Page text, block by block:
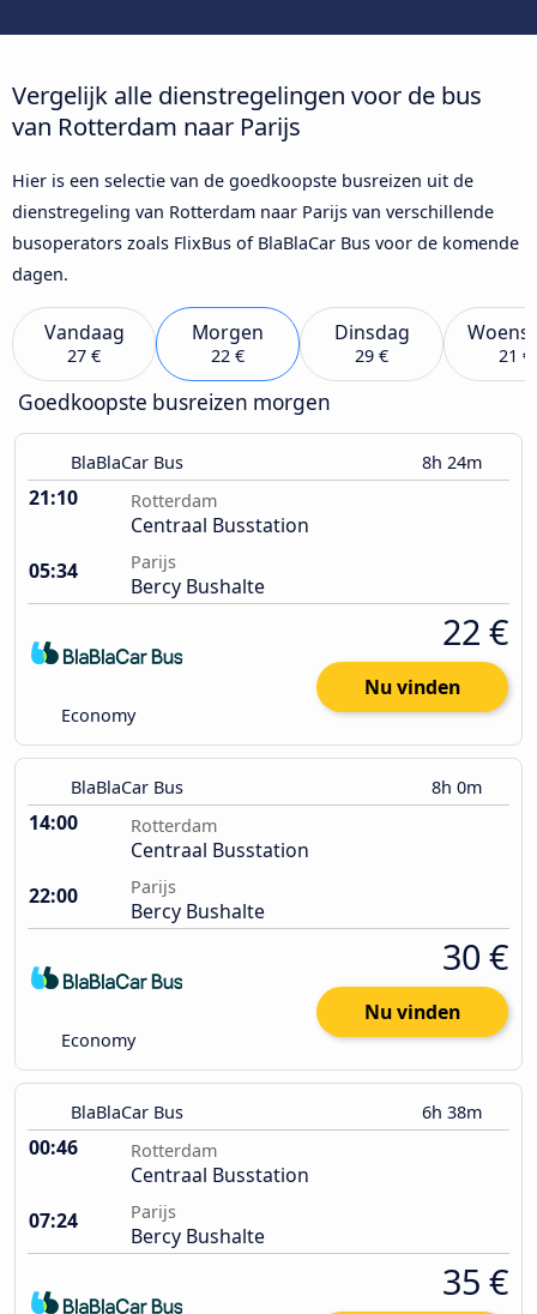
Vergelijk alle dienstregelingen voor de bus
van Rotterdam naar Parijs
Hier is een selectie van de goedkoopste busreizen uit de
dienstregeling van Rotterdam naar Parijs van verschillende
busoperators zoals FlixBus of BlaBlaCar Bus voor de komende
dagen.
Vandaag
27 €
Morgen
22 €
Dinsdag
29 € 21 €
Goedkoopste busreizen morgen
BlaBlaCar Bus 8h 24m
21:10 Rotterdam
Centraal Busstation
05:34
Parijs
Bercy Bushalte
Economy
22 €
Nu vinden
BlaBlaCar Bus 8h 0m
14:00 Rotterdam
Centraal Busstation
22:00
Parijs
Bercy Bushalte
Economy
30 €
Nu vinden
BlaBlaCar Bus 6h 38m
00:46 Rotterdam
Centraal Busstation
07:24
Parijs
Bercy Bushalte
35 €